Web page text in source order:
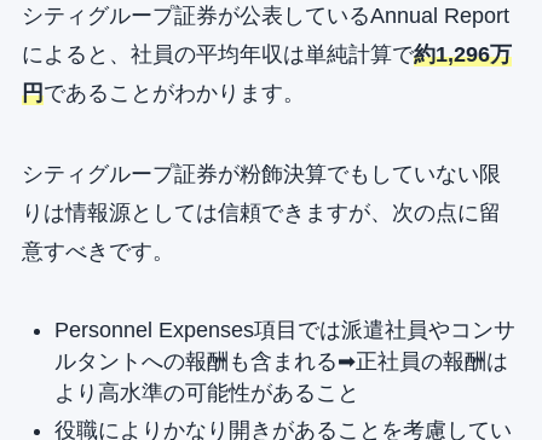
シティグループ証券が公表しているAnnual Report
によると、社員の平均年収は単純計算で約1,296万
円であることがわかります。
シティグループ証券が粉飾決算でもしていない限
りは情報源としては信頼できますが、次の点に留
意すべきです。
Personnel Expenses項目では派遣社員やコンサ
ルタントへの報酬も含まれる➡︎正社員の報酬は
より高水準の可能性があること
役職によりかなり開きがあることを考慮してい